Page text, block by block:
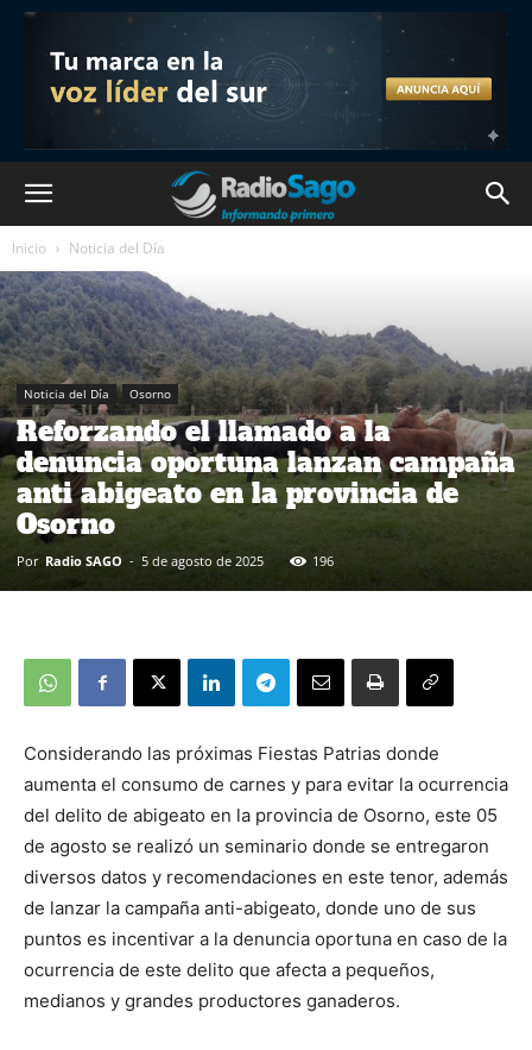
Inicio Noticia del Día
Noticia del Día Osorno
Reforzando el llamado a la
denuncia oportuna lanzan campaña
anti abigeato en la provincia de
Osorno
Por Radio SAGO - 5 de agosto de 2025 196
Considerando las próximas Fiestas Patrias donde
aumenta el consumo de carnes y para evitar la ocurrencia
del delito de abigeato en la provincia de Osorno, este 05
de agosto se realizó un seminario donde se entregaron
diversos datos y recomendaciones en este tenor, además
de lanzar la campaña anti-abigeato, donde uno de sus
puntos es incentivar a la denuncia oportuna en caso de la
ocurrencia de este delito que afecta a pequeños,
medianos y grandes productores ganaderos.